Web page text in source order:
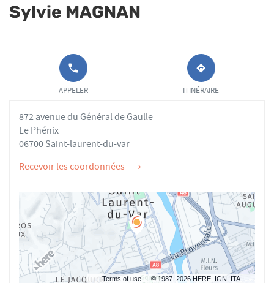
AFO
Sylvie MAGNAN
APPELER LE
POINT DE
VENTE SYLVIE
APPELER ITINÉRAIRE
JUSQU'AU
POINT
DE
872 avenue du Général de Gaulle
Le Phénix
06700 Saint-laurent-du-var
Recevoir les coordonnées
de
MAGNAN
Terms of use © 1987–2026 HERE, IGN, ITA